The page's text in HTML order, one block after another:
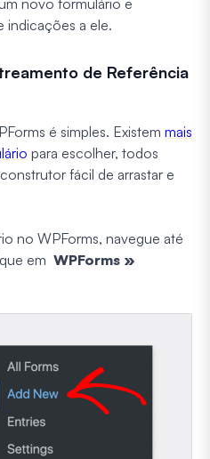
novo formulário e
indicações a ele.
de Referência
é simples. Existem mais
para escolher, todos
fácil de arrastar e
no WPForms, navegue até
em WPForms »